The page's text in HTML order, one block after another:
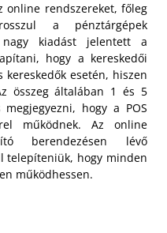
online rendszereket, főleg
a pénztárgépek
nagy kiadást jelentett a
hogy a kereskedői
esetén, hiszen
összeg általában 1 és 5
hogy a POS
működnek. Az online
berendezésen lévő
telepíteniük, hogy minden
működhessen.